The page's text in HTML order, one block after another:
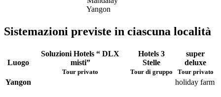
Yangon
Sistemazioni previste in ciascuna località
Luogo
Soluzioni Hotels “ DLX
misti”
Tour privato
Hotels 3
Stelle
Tour di gruppo
super
deluxe
Tour privato
Yangon holiday farm